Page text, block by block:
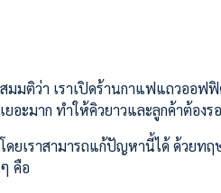
สมมติว่า เราเปิดร้านกาแฟแถวออฟฟิ
เยอะมาก ทำให้คิวยาวและลูกค้าต้องร
โดยเราสามารถแก้ปัญหานี้ได้ ด้วยท
ๆ คือ